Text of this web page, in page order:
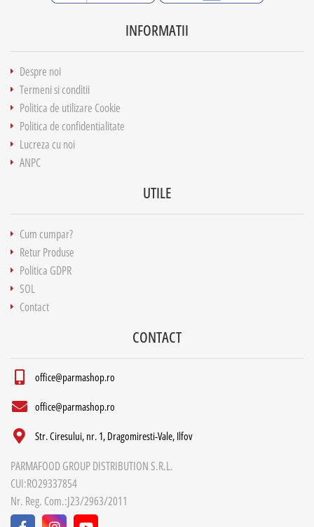
INFORMATII
Despre noi
Termeni si conditii
Politica de utilizare Cookie
Politica de confidentialitate
Lucreza cu noi
ANPC
UTILE
Cum cumpar?
Retur Produse
Politica GDPR
SOL
Contact
CONTACT
office@parmashop.ro
office@parmashop.ro
Str. Ciresului, nr. 1, Dragomiresti-Vale, Ilfov
PARMAFOOD GROUP DISTRIBUTION S.R.L.
CUI:RO29337854
Nr. Reg. Com.:J23/2963/2011